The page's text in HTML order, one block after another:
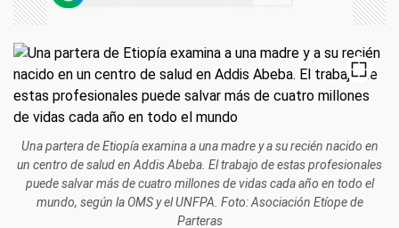
Una partera de Etiopía examina a una madre y a su recién nacido en
un centro de salud en Addis Abeba. El trabajo de estas profesionales
puede salvar más de cuatro millones de vidas cada año en todo el
mundo, según la OMS y el UNFPA. Foto: Asociación Etíope de
Parteras